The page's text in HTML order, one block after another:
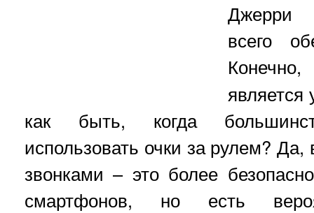
Джерри
всего
как быть, когда
использовать очки за рулем?
звонками – это более
смартфонов, но есть